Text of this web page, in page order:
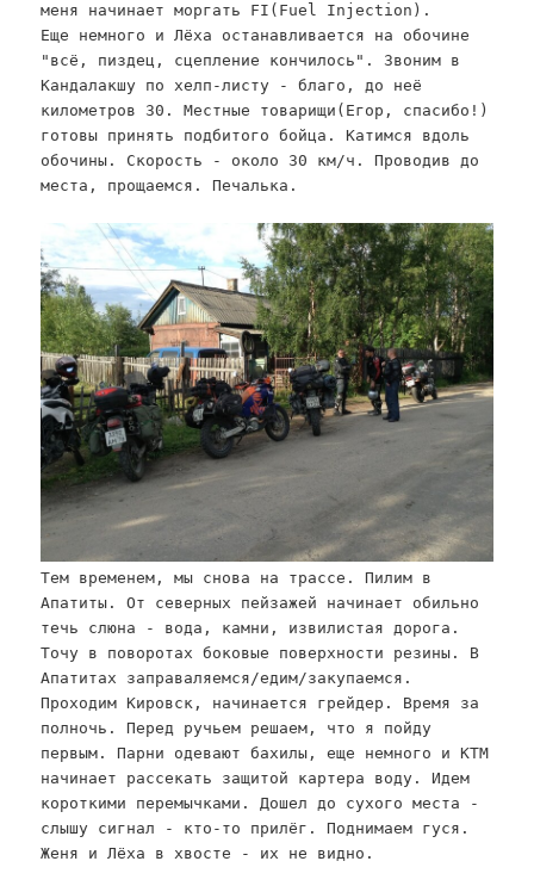
меня начинает моргать FI(Fuel Injection).
Еще немного и Лёха останавливается на обочине
"всё, пиздец, сцепление кончилось". Звоним в
Кандалакшу по хелп-листу - благо, до неё
километров 30. Местные товарищи(Егор, спасибо!)
готовы принять подбитого бойца. Катимся вдоль
обочины. Скорость - около 30 км/ч. Проводив до
места, прощаемся. Печалька.
Тем временем, мы снова на трассе. Пилим в
Апатиты. От северных пейзажей начинает обильно
течь слюна - вода, камни, извилистая дорога.
Точу в поворотах боковые поверхности резины. В
Апатитах заправаляемся/едим/закупаемся.
Проходим Кировск, начинается грейдер. Время за
полночь. Перед ручьем решаем, что я пойду
первым. Парни одевают бахилы, еще немного и KTM
начинает рассекать защитой картера воду. Идем
короткими перемычками. Дошел до сухого места -
слышу сигнал - кто-то прилёг. Поднимаем гуся.
Женя и Лёха в хвосте - их не видно.